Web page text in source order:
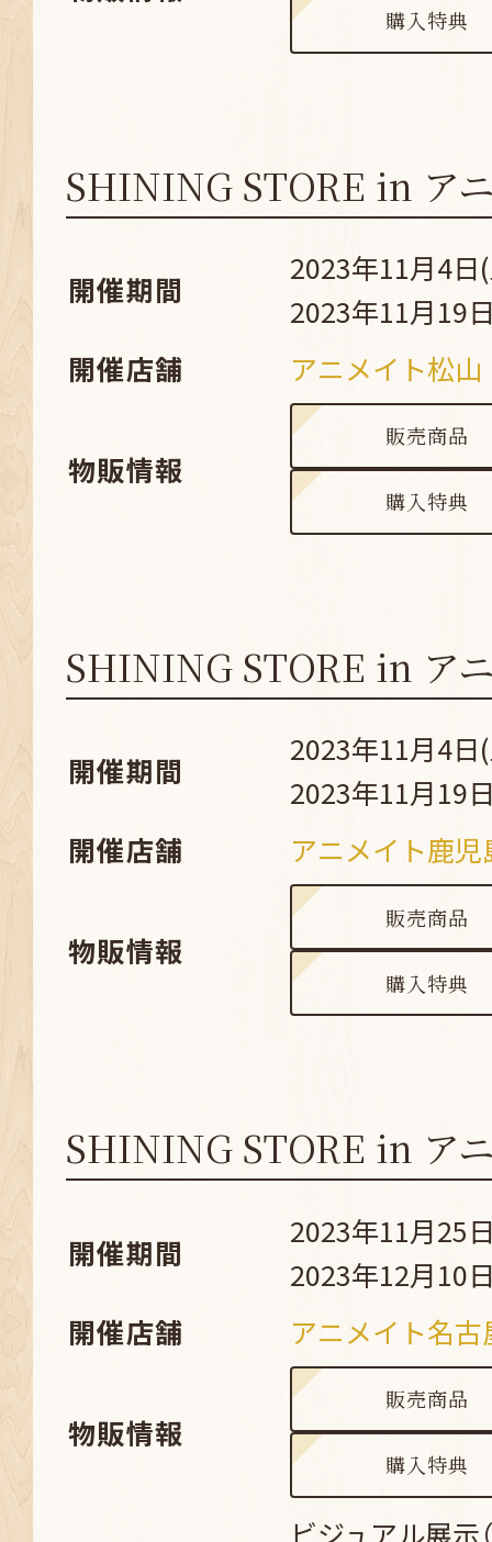
購入特典
SHINING STORE in ア
開催期間
2023年11月4日
2023年11月19
開催店舗
アニメイト松山
物販情報
販売商品
購入特典
SHINING STORE in ア
開催期間
2023年11月4日
2023年11月19
開催店舗
アニメイト鹿児
物販情報
販売商品
購入特典
SHINING STORE in ア
開催期間
2023年11月25
2023年12月10
開催店舗
アニメイト名古
物販情報
販売商品
購入特典
ビジュアル展